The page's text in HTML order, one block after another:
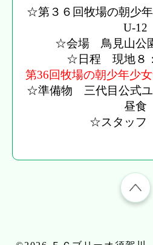
☆第３６回牧場の朝少
U-12
☆会場 鳥見山公
☆日程 現地８
第36回牧場の朝少年少
☆準備物 三代目公式ユ
昼食
☆スタッ